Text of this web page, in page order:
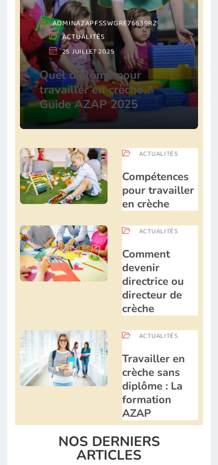
ADMINAZAPFSSWGRE76639RZ
ACTUALITÉS
25 JUILLET 2025
Quel diplôme pour
travailler en crèche ?
Guide AZAP 2025
ACTUALITÉS
Compétences
pour travailler
en crèche
ACTUALITÉS
Comment
devenir
directrice ou
directeur de
crèche
ACTUALITÉS
Travailler en
crèche sans
diplôme : La
formation
AZAP
NOS DERNIERS
ARTICLES